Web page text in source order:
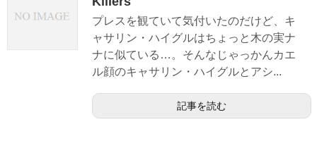
プレスを観ていて気付いたのだけど、キ
ャサリン・ハイグルはちょっと木の実ナ
ナに似ている…。そんなじゃっかんカエ
ル顔のキャサリン・ハイグルとアシ...
記事を読む